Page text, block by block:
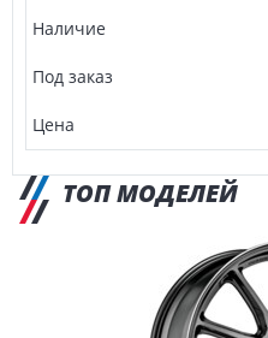
ТОП МОДЕЛЕЙ